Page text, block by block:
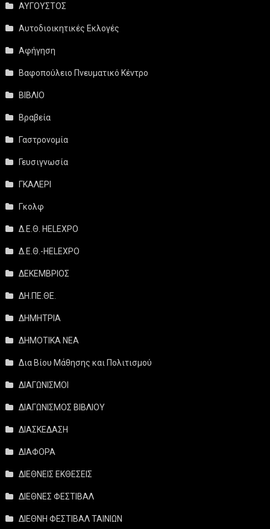
ΑΥΓΟΥΣΤΟΣ
Αυτοδιοικητικές Εκλογές
Αφήγηση
Βαφοπούλειο Πνευματικό Κέντρο
ΒΙΒΛΙΟ
Βραβεία
Γαστρονομία
Γευσιγνωσία
ΓΚΑΛΕΡΙ
Γκολφ
Δ.Ε.Θ. HELEXPO
Δ.Ε.Θ.-HELEXPO
ΔΕΚΕΜΒΡΙΟΣ
ΔΗ.ΠΕ.ΘΕ.
ΔΗΜΗΤΡΙΑ
ΔΗΜΟΤΙΚΑ ΝΕΑ
Δια Βίου Μάθησης και Πολιτισμού
ΔΙΑΓΩΝΙΣΜΟΙ
ΔΙΑΓΩΝΙΣΜΟΣ ΒΙΒΛΙΟΥ
ΔΙΑΣΚΕΔΑΣΗ
ΔΙΑΦΟΡΑ
ΔΙΕΘΝΕΙΣ ΕΚΘΕΣΕΙΣ
ΔΙΕΘΝΕΣ ΦΕΣΤΙΒΑΛ
ΔΙΕΘΝΗ ΦΕΣΤΙΒΑΛ ΤΑΙΝΙΩΝ